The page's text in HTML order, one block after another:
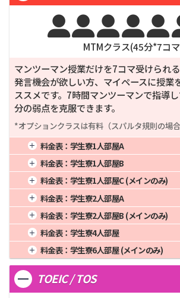
3週間
288,150
12週間
1,017,000

MTMクラス(45分*7コ
マンツーマン授業だけを7コマ受けられ
発言機会が欲しい方、マイペースに授業
ススメです。7時間マンツーマンで指導
分の弱点を克服できます。
*オプションクラスは有料（スパルタ規則の場合
料金表： 学生寮1人部屋A
1週間
2週間
286,650
3週間
374,850
4週間
8週間
882,000
12週間
939,000
料金表： 学生寮1人部屋B
1週間
2週間
278,200
3週間
363,800
4週間
428,000
8週間
856,000
12週間
900,000
料金表： 学生寮1人部屋C (メインのみ)
1週間
2週間
266,500
3週間
348,500
4週間
8週間
820,000
12週間
846,000
料金表： 学生寮2人部屋A
1週間
2週間
258,050
3週間
337,450
4週間
397,000
8週間
794,000
12週間
807,000
料金表： 学生寮2人部屋B (メインのみ)
1週間
2週間
255,450
3週間
334,050
4週間
8週間
786,000
12週間
795,000
料金表： 学生寮4人部屋
1週間
2週間
243,100
3週間
317,900
4週間
374,000
8週間
748,000
料金表： 学生寮6人部屋 (メインのみ)
1週間
2週間
235,950
3週間
308,550
4週間
363,000
12週間
705,000
TOEIC / TOS